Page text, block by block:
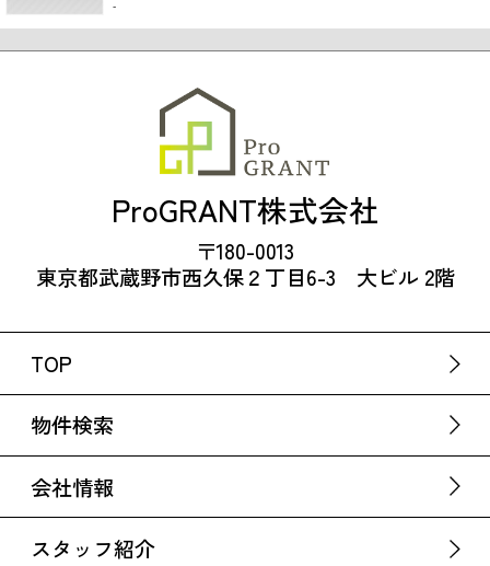
-
ProGRANT株式会社
〒180-0013
東京都武蔵野市西久保２丁目6-3 大ビル 2階
TOP
物件検索
会社情報
スタッフ紹介